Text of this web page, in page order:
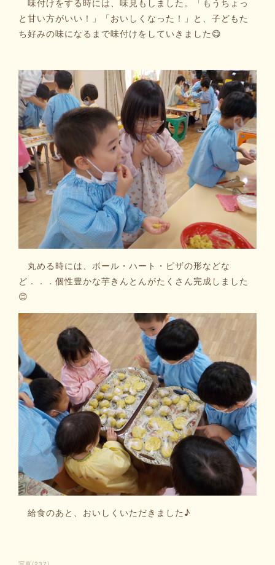
味付けをする時には、味見もしました。「もうちょっ
と甘い方がいい！」「おいしくなった！」と、子どもた
ち好みの味になるまで味付けをしていきました😋
丸める時には、ボール・ハート・ピザの形などな
ど．．．個性豊かな芋きんとんがたくさん完成しました
😊
給食のあと、おいしくいただきました♪